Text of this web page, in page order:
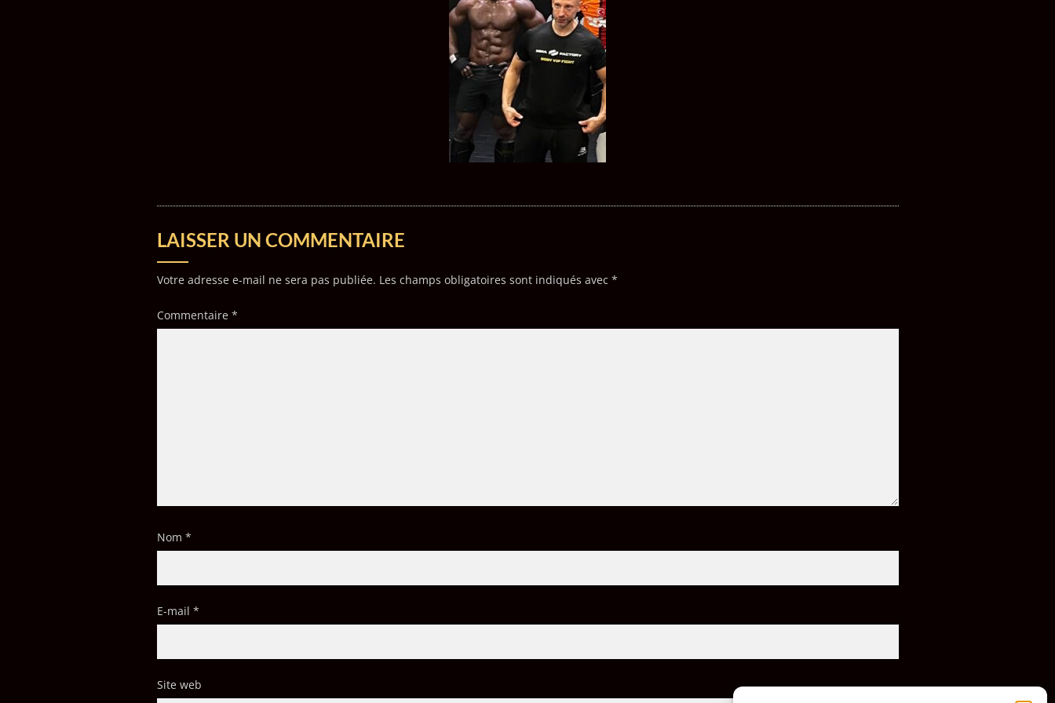
LAISSER UN COMMENTAIRE
Votre adresse e-mail ne sera pas publiée. Les champs obligatoires sont indiqués avec *
Commentaire *
Nom *
E-mail *
Site web